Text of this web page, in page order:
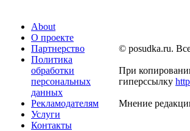
About
О проекте
Партнерство
Политика
обработки
персональных
данных
Рекламодателям
Услуги
Контакты
© posudka.ru.
При
гиперссылку
Мнение